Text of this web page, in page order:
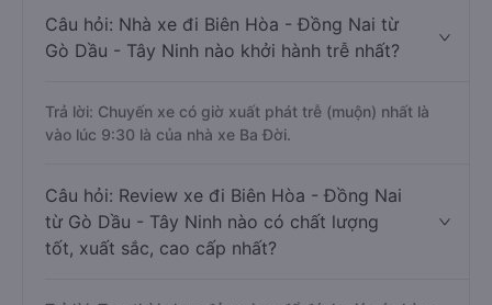
Câu hỏi: Nhà xe đi Biên Hòa - Đồng Nai từ
Gò Dầu - Tây Ninh nào khởi hành trễ nhất?
Trả lời: Chuyến xe có giờ xuất phát trễ (muộn) nhất là
vào lúc 9:30 là của nhà xe Ba Đời.
Câu hỏi: Review xe đi Biên Hòa - Đồng Nai
từ Gò Dầu - Tây Ninh nào có chất lượng
tốt, xuất sắc, cao cấp nhất?